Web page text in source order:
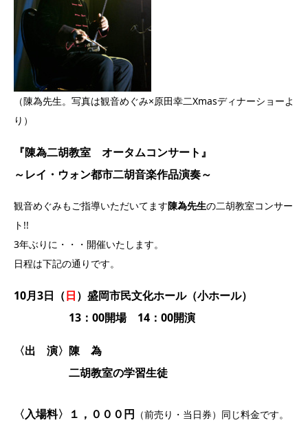
（陳為先生。写真は観音めぐみ×原田幸二Xmasディナーショーよ
り）
『陳為二胡教室 オータムコンサート』
～レイ・ウォン都市二胡音楽作品演奏～
観音めぐみもご指導いただいてます陳為先生の二胡教室コンサー
ト!!
3年ぶりに・・・開催いたします。
日程は下記の通りです。
10月3日（日） 盛岡市民文化ホール（小ホール）
13：00開場 14：00開演
〈出 演〉陳 為
二胡教室の学習生徒
〈入場料〉１，０００円 （前売り・当日券）同じ料金です。